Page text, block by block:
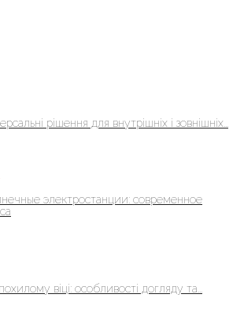
рішення для внутрішніх і зовнішніх...
электростанции: современное
віці: особливості догляду та...